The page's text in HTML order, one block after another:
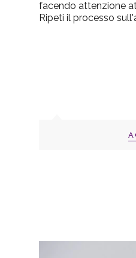
facendo attenzione
Ripeti il processo